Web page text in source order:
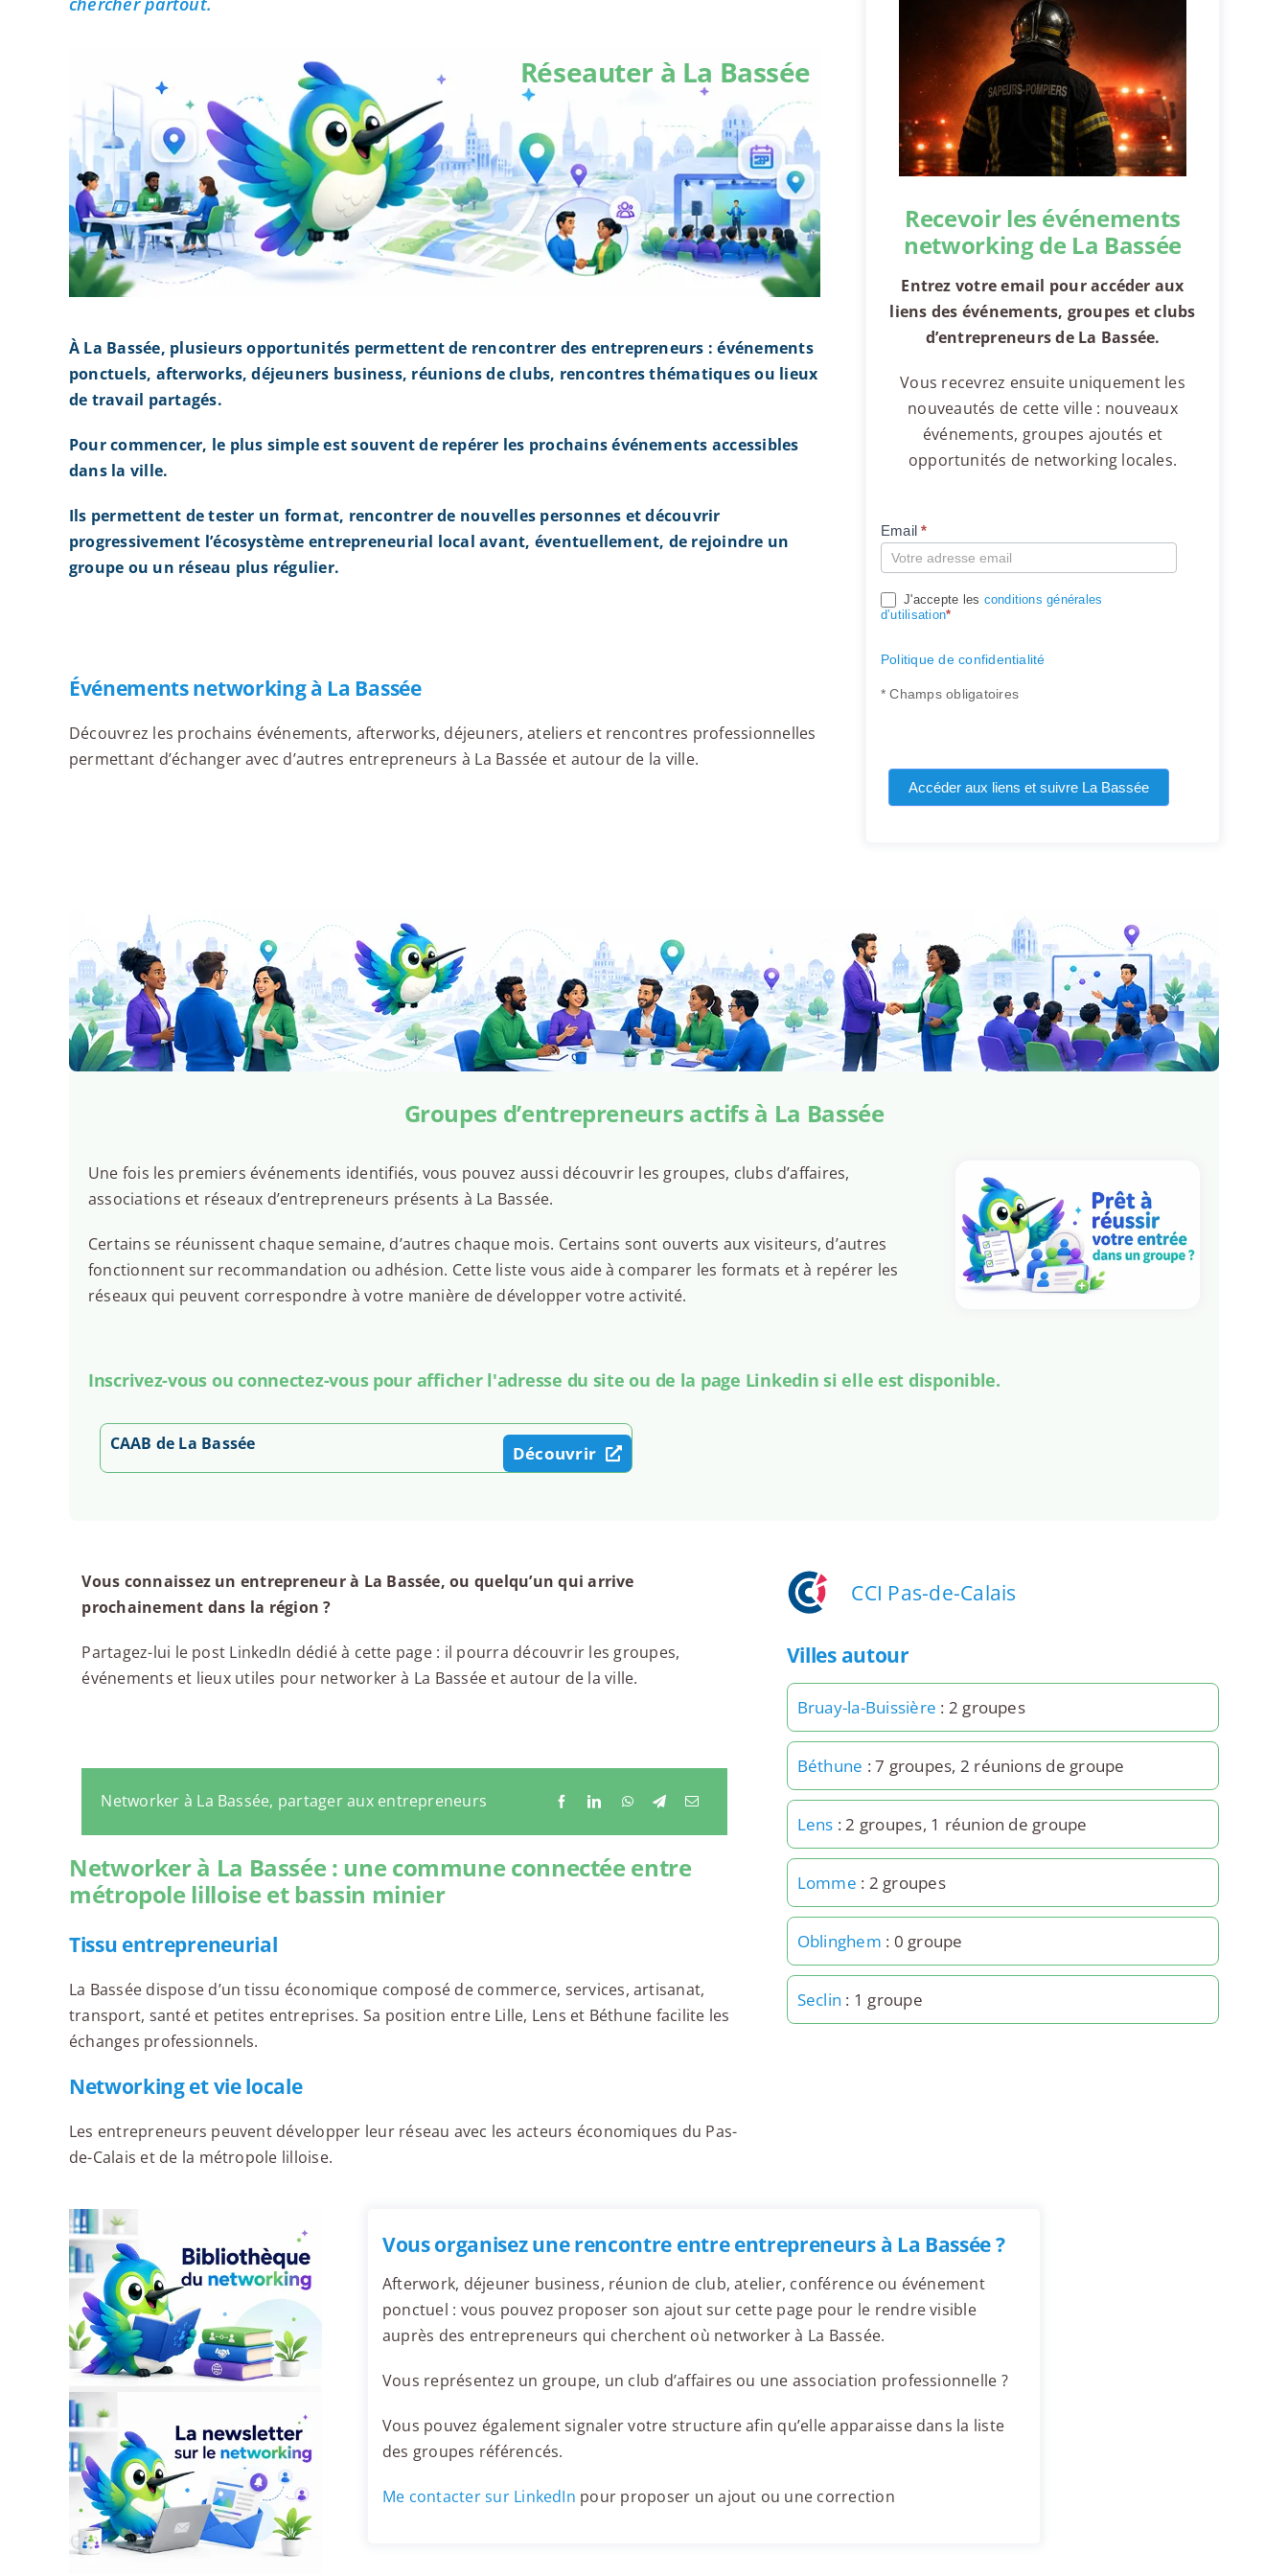
Réseauter à La Bassée
À La Bassée, plusieurs opportunités permettent de rencontrer des entrepreneurs : événements
ponctuels, afterworks, déjeuners business, réunions de clubs, rencontres thématiques ou lieux
de travail partagés.
Pour commencer, le plus simple est souvent de repérer les prochains événements accessibles
dans la ville.
Ils permettent de tester un format, rencontrer de nouvelles personnes et découvrir
progressivement l’écosystème entrepreneurial local avant, éventuellement, de rejoindre un
groupe ou un réseau plus régulier.
Événements networking à La Bassée
Découvrez les prochains événements, afterworks, déjeuners, ateliers et rencontres professionnelles
permettant d’échanger avec d’autres entrepreneurs à La Bassée et autour de la ville.
Recevoir les événements
networking de La Bassée
Entrez votre email pour accéder aux
liens des événements, groupes et clubs
d’entrepreneurs de La Bassée.
Vous recevrez ensuite uniquement les
nouveautés de cette ville : nouveaux
événements, groupes ajoutés et
opportunités de networking locales.
Compte
Email*
J'accepte les conditions générales
d’utilisation*
Politique de confidentialité
* Champs obligatoires
Accéder aux liens et suivre La Bassée
Groupes d’entrepreneurs actifs à La Bassée
Une fois les premiers événements identifiés, vous pouvez aussi découvrir les groupes, clubs d’affaires,
associations et réseaux d’entrepreneurs présents à La Bassée.
Certains se réunissent chaque semaine, d’autres chaque mois. Certains sont ouverts aux visiteurs, d’autres
fonctionnent sur recommandation ou adhésion. Cette liste vous aide à comparer les formats et à repérer les
réseaux qui peuvent correspondre à votre manière de développer votre activité.
Inscrivez-vous ou connectez-vous pour afficher l'adresse du site ou de la page Linkedin si elle est disponible.
CAAB de La Bassée Découvrir
Vous connaissez un entrepreneur à La Bassée, ou quelqu’un qui arrive
prochainement dans la région ?
Partagez-lui le post LinkedIn dédié à cette page : il pourra découvrir les groupes,
événements et lieux utiles pour networker à La Bassée et autour de la ville.
Networker à La Bassée, partager aux entrepreneurs
Networker à La Bassée : une commune connectée entre
métropole lilloise et bassin minier
Tissu entrepreneurial
La Bassée dispose d’un tissu économique composé de commerce, services, artisanat,
transport, santé et petites entreprises. Sa position entre Lille, Lens et Béthune facilite les
échanges professionnels.
Networking et vie locale
Les entrepreneurs peuvent développer leur réseau avec les acteurs économiques du Pas-
de-Calais et de la métropole lilloise.
CCI Pas-de-Calais
Villes autour
Bruay-la-Buissière : 2 groupes
Béthune : 7 groupes, 2 réunions de groupe
Lens : 2 groupes, 1 réunion de groupe
Lomme : 2 groupes
Oblinghem : 0 groupe
Seclin : 1 groupe
Vous organisez une rencontre entre entrepreneurs à La Bassée ?
Afterwork, déjeuner business, réunion de club, atelier, conférence ou événement
ponctuel : vous pouvez proposer son ajout sur cette page pour le rendre visible
auprès des entrepreneurs qui cherchent où networker à La Bassée.
Vous représentez un groupe, un club d’affaires ou une association professionnelle ?
Vous pouvez également signaler votre structure afin qu’elle apparaisse dans la liste
des groupes référencés.
Me contacter sur LinkedIn pour proposer un ajout ou une correction